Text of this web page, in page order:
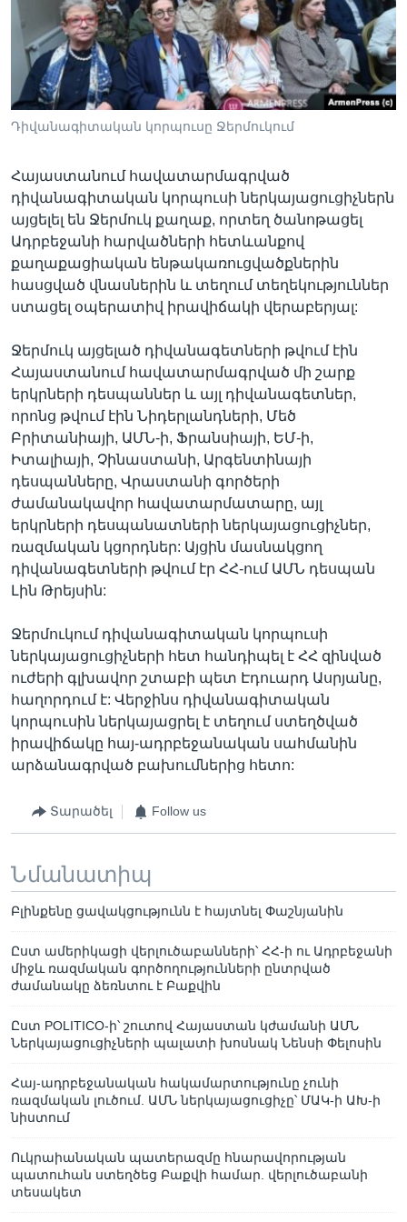
Լեզուներ
Դիվանագիտական կորպուսը Ջերմուկում
Հայաստանում հավատարմագրված
դիվանագիտական կորպուսի ներկայացուցիչներն
այցելել են Ջերմուկ քաղաք, որտեղ ծանոթացել
Ադրբեջանի հարվածների հետևանքով
քաղաքացիական ենթակառուցվածքներին
հասցված վնասներին և տեղում տեղեկություններ
ստացել օպերատիվ իրավիճակի վերաբերյալ:
Ջերմուկ այցելած դիվանագետների թվում էին
Հայաստանում հավատարմագրված մի շարք
երկրների դեսպաններ և այլ դիվանագետներ,
որոնց թվում էին Նիդերլանդների, Մեծ
Բրիտանիայի, ԱՄՆ-ի, Ֆրանսիայի, ԵՄ-ի,
Իտալիայի, Չինաստանի, Արգենտինայի
դեսպանները, Վրաստանի գործերի
ժամանակավոր հավատարմատարը, այլ
երկրների դեսպանատների ներկայացուցիչներ,
ռազմական կցորդներ: Այցին մասնակցող
դիվանագետների թվում էր ՀՀ-ում ԱՄՆ դեսպան
Լին Թրեյսին:
Ջերմուկում դիվանագիտական կորպուսի
ներկայացուցիչների հետ հանդիպել է ՀՀ զինված
ուժերի գլխավոր շտաբի պետ Էդուարդ Ասրյանը,
հաղորդում է: Վերջինս դիվանագիտական
կորպուսին ներկայացրել է տեղում ստեղծված
իրավիճակը հայ-ադրբեջանական սահմանին
արձանագրված բախումներից հետո:
Տարածել Follow us
Նմանատիպ
Բլինքենը ցավակցությունն է հայտնել Փաշնյանին
Ըստ ամերիկացի վերլուծաբանների՝ ՀՀ-ի ու Ադրբեջանի
միջև ռազմական գործողությունների ընտրված
ժամանակը ձեռնտու է Բաքվին
Ըստ POLITICO-ի՝ շուտով Հայաստան կժամանի ԱՄՆ
Ներկայացուցիչների պալատի խոսնակ Նենսի Փելոսին
Հայ-ադրբեջանական հակամարտությունը չունի
ռազմական լուծում. ԱՄՆ ներկայացուցիչը՝ ՄԱԿ-ի ԱԽ-ի
նիստում
Ուկրաիանական պատերազմը հնարավորության
պատուհան ստեղծեց Բաքվի համար. վերլուծաբանի
տեսակետ